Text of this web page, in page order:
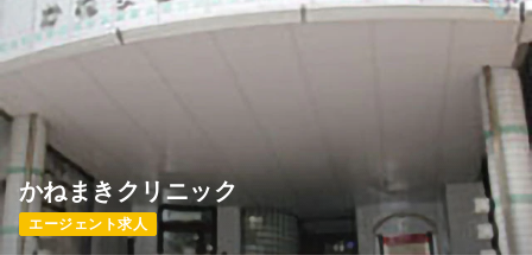
時間 8:30～17:20
日祝休み
日勤のみ（パート） 一時募集休止
かねまきクリニック
エージェント求人